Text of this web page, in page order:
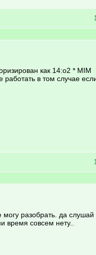
как 14:o2 * MIM
в том случае
разобрать. да
время совсем нету..